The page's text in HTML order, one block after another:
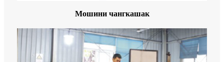
Мошини чангкашак